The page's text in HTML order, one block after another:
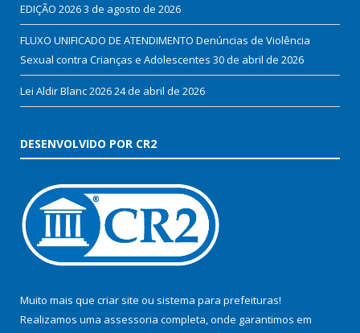
EDIÇÃO 20263 de agosto de 2026
FLUXO UNIFICADO DE ATENDIMENTO Denúncias de Violência
Sexual contra Crianças e Adolescentes 30 de abril de 2026
Lei Aldir Blanc 202624 de abril de 2026
DESENVOLVIDO POR CR2
Muito mais que criar site ou sistema para prefeituras!
Realizamos uma assessoria completa, onde garantimos em